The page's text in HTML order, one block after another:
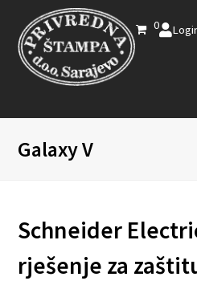
0
Galaxy V
Schneider
rješenje za